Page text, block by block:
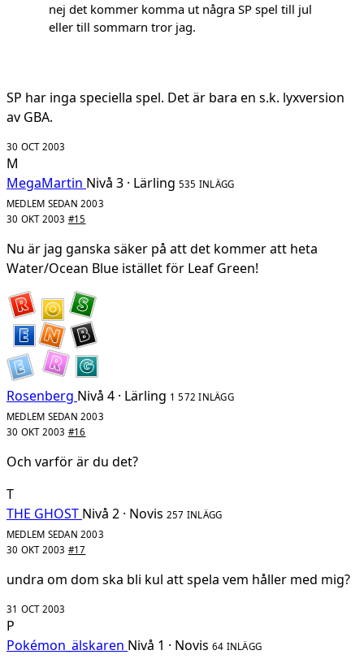
nej det kommer komma ut några SP spel till jul
eller till sommarn tror jag.
SP har inga speciella spel. Det är bara en s.k. lyxversion
av GBA.
30 OCT 2003
M
MegaMartin Nivå 3 · Lärling 535 INLÄGG
MEDLEM SEDAN 2003
30 OKT 2003 #15
Nu är jag ganska säker på att det kommer att heta
Water/Ocean Blue istället för Leaf Green!
Rosenberg Nivå 4 · Lärling 1 572 INLÄGG
MEDLEM SEDAN 2003
30 OKT 2003 #16
Och varför är du det?
T
THE GHOST Nivå 2 · Novis 257 INLÄGG
MEDLEM SEDAN 2003
30 OKT 2003 #17
undra om dom ska bli kul att spela vem håller med mig?
31 OCT 2003
P
Pokémon_älskaren Nivå 1 · Novis 64 INLÄGG